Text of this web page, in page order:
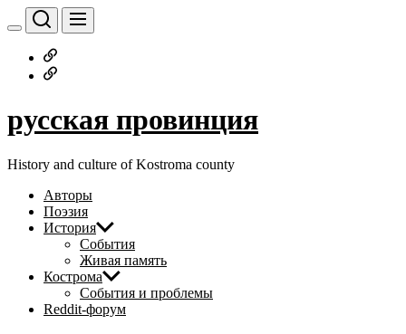
Перейти
к
содержимому
Русское
дворянство
Наши
русская провинция
History and culture of Kostroma county
Авторы
Поэзия
История
События
Живая память
Кострома
События и проблемы
Reddit-форум